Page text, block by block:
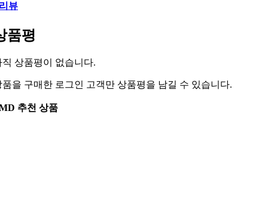
뷰
품평
직 상품평이 없습니다.
품을 구매한 로그인 고객만 상품평을 남길 수 있습니다.
추천 상품